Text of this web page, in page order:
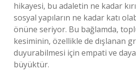
hikayesi, bu adaletin ne kadar
sosyal yapıların ne kadar katı
önüne seriyor. Bu bağlamda,
kesiminin, özellikle de dışlanan
duyurabilmesi için empati ve
büyüktür.